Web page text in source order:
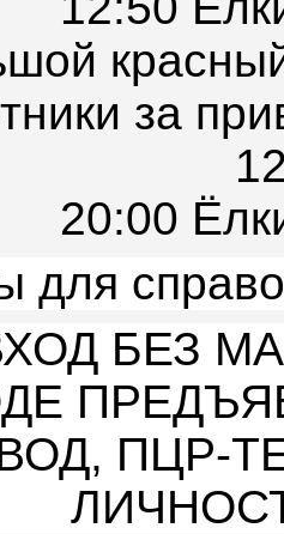
за
20:00
для
БЕЗ
ПЦР-